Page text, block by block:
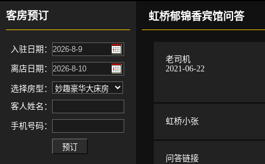
客房预订
入驻日期：
离店日期：
选择房型：
客人姓名：
手机号码：
虹桥郁锦香宾馆问答
老司机
2021-06-22
虹桥小张
问答链接